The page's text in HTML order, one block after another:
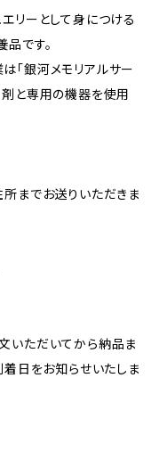
リーとして身につける
です。
「銀河メモリアルサー
剤と専用の機器を使用
所までお送りいただきま
いただいてから納品ま
着日をお知らせいたしま